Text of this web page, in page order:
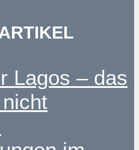
Lagos – das